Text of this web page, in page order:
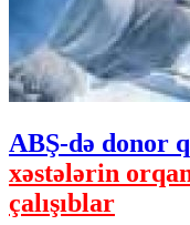
ABŞ-də donor
xəstələrin
çalışıblar